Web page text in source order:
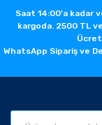
Saat 14:00'a kadar
kargoda. 2500 TL
WhatsApp Sipariş ve